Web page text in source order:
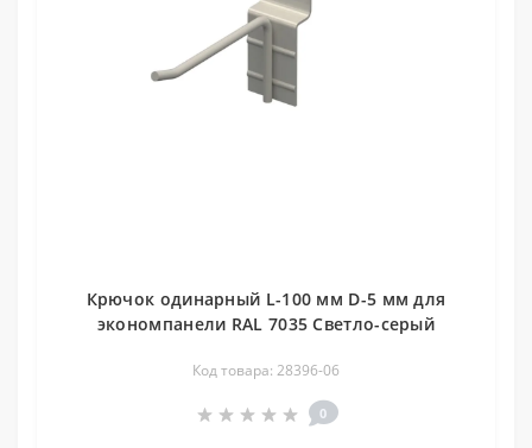
Крючок одинарный L-100 мм D-5 мм для
экономпанели RAL 7035 Светло-серый
Код товара: 28396-06
0